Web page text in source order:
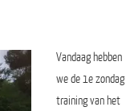
Vandaag hebben
we de 1e zondag
training van het